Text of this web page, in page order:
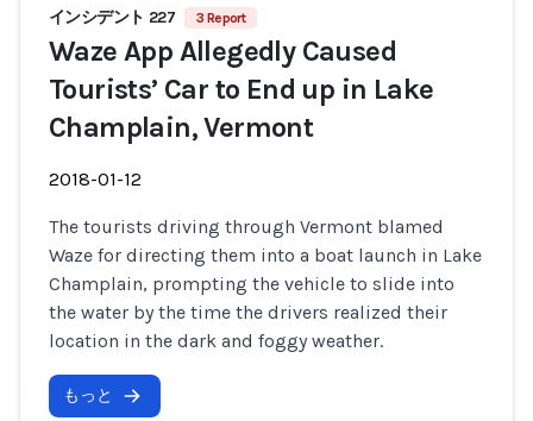
インシデント 227 3 Report
Waze App Allegedly Caused
Tourists’ Car to End up in Lake
Champlain, Vermont
2018-01-12
The tourists driving through Vermont blamed
Waze for directing them into a boat launch in Lake
Champlain, prompting the vehicle to slide into
the water by the time the drivers realized their
location in the dark and foggy weather.
もっと